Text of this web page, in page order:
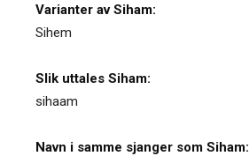
Varianter av Siham:
Sihem
Slik uttales Siham:
sihaam
Navn i samme sjanger som Siham: